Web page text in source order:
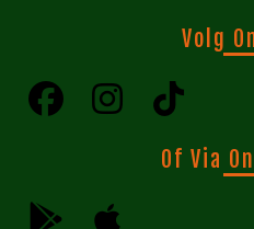
Volg
Of Via